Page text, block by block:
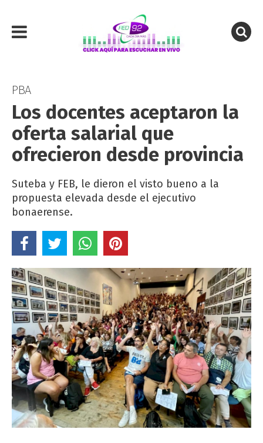
PBA
Los docentes aceptaron la
oferta salarial que
ofrecieron desde provincia
Suteba y FEB, le dieron el visto bueno a la
propuesta elevada desde el ejecutivo
bonaerense.